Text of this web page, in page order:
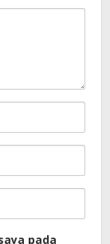
pada